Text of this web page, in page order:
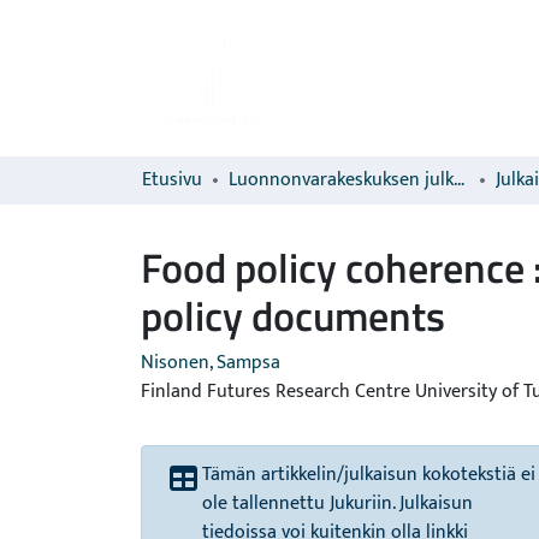
Etusivu Luonnonvarakeskuksen julkaisut
Food policy
policy documents
Nisonen, Sampsa
Finland Futures Research Centre University of
Tämän artikkelin/julkaisun kokotekstiä ei
ole tallennettu Jukuriin. Julkaisun
tiedoissa voi kuitenkin olla linkki